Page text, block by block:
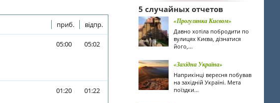
приб. відпр.
05:00 05:02
01:20 01:22
5 случайных отчетов
«Прогулянка Києвом»
Давно хотіла побродити по
вулицях Києва, дізнатися
його,...
«Західна Україна»
Наприкінці вересня побував
на західній Україні. Мета
поїздки...